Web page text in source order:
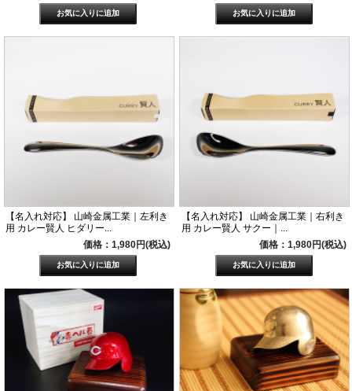
【名入れ対応】 山崎金属工業｜左利き
用 カレー賢人 ヒダリー...
価格：1,980円(税込)
【名入れ対応】 山崎金属工業｜右利き
用 カレー賢人 サクー｜...
価格：1,980円(税込)